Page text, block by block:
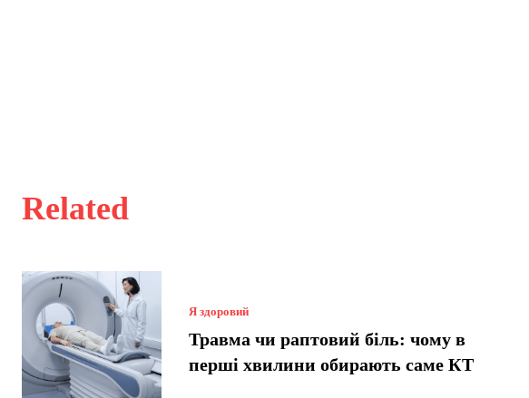
Related
Я здоровий
Травма чи раптовий біль: чому в
перші хвилини обирають саме КТ